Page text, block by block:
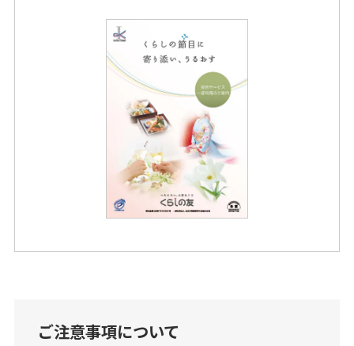
ご注意事項について